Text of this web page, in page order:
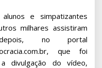
e simpatizantes
milhares assistiram
no portal
que foi
divulgação do vídeo,